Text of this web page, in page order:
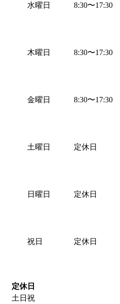
水曜日
木曜日
金曜日
土曜日
日曜日
祝日
8:30〜17:30
8:30〜17:30
8:30〜17:30
定休日
定休日
定休日
定休日
土日祝